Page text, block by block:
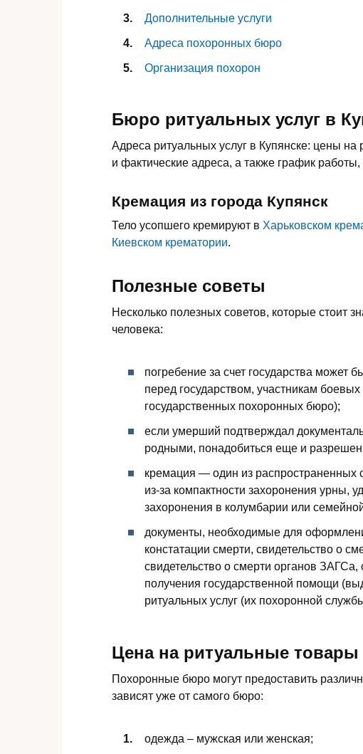
Дополнительные услуги
Адреса похоронных бюро
Организация похорон
Бюро ритуальных услуг в
Адреса ритуальных услуг в Купянске: цены
и фактические адреса, а также график
Кремация из города Купянск
Тело усопшего кремируют в Харьковском
Киевском крематории.
Полезные советы
Несколько полезных советов, которые стоит
человека:
погребение за счет государства может
перед государством, участникам
государственных похоронных бюро);
если умерший подтверждал
родными, понадобиться еще и
кремация — один из распространенных
из-за компактности захоронения урны,
захоронения в колумбарии или
документы, необходимые для
констатации смерти, свидетельство о
свидетельство о смерти органов
получения государственной помощи
ритуальных услуг (их похоронной
Цена на ритуальные товары
Похоронные бюро могут предоставить
зависят уже от самого бюро:
одежда – мужская или женская;